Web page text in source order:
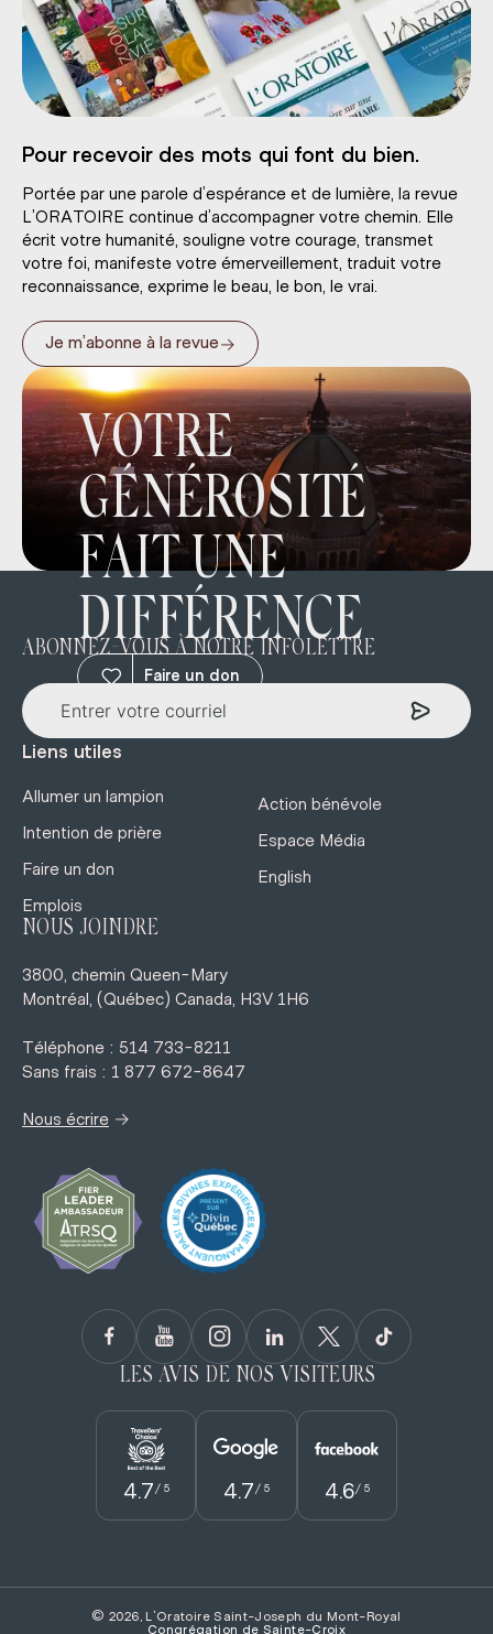
Pour recevoir des mots qui font du bien.
Portée par une parole d’espérance et de lumière, la revue
L’ORATOIRE continue d’accompagner votre chemin. Elle
écrit votre humanité, souligne votre courage, transmet
votre foi, manifeste votre émerveillement, traduit votre
reconnaissance, exprime le beau, le bon, le vrai.
Je m’abonne à la revue→
VOTRE
GÉNÉROSITÉ
FAIT UNE
DIFFÉRENCE
Faire un don
ABONNEZ-VOUS À NOTRE INFOLETTRE
Liens utiles
Allumer un lampion
Intention de prière
Faire un don
Emplois
Action bénévole
Espace Média
English
LES AVIS DE NOS VISITEURS
4.7 / 5 4.7 / 5 4.6/ 5
NOUS JOINDRE
3800, chemin Queen-Mary
Montréal, (Québec) Canada, H3V 1H6
Téléphone : 514 733-8211
Sans frais : 1 877 672-8647
Nous écrire →
© 2026, L'Oratoire Saint-Joseph du Mont-Royal
Congrégation de Sainte­-Croix